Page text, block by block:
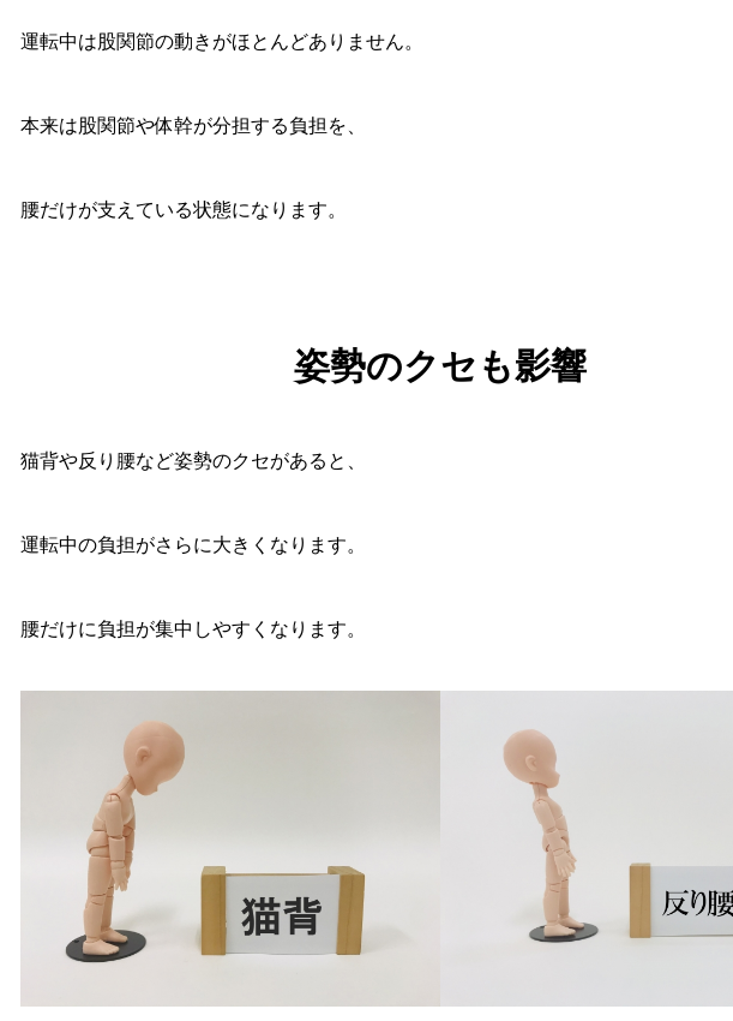
運転中は股関節の動きがほとんどありません。
本来は股関節や体幹が分担する負担を、
腰だけが支えている状態になります。
姿勢のクセも影響
猫背や反り腰など姿勢のクセがあると、
運転中の負担がさらに大きくなります。
腰だけに負担が集中しやすくなります。